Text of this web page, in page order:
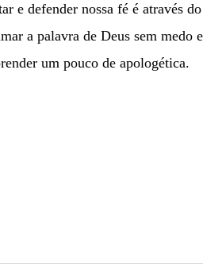
e defender nossa fé é através
a palavra de Deus sem medo
um pouco de apologética.